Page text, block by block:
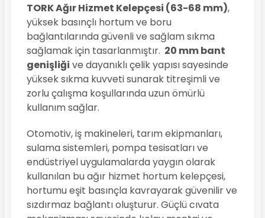
TORK Ağır Hizmet Kelepçesi (63-68 mm),
yüksek basınçlı hortum ve boru
bağlantılarında güvenli ve sağlam sıkma
sağlamak için tasarlanmıştır. 20 mm bant
genişliği ve dayanıklı çelik yapısı sayesinde
yüksek sıkma kuvveti sunarak titreşimli ve
zorlu çalışma koşullarında uzun ömürlü
kullanım sağlar.
Otomotiv, iş makineleri, tarım ekipmanları,
sulama sistemleri, pompa tesisatları ve
endüstriyel uygulamalarda yaygın olarak
kullanılan bu ağır hizmet hortum kelepçesi,
hortumu eşit basınçla kavrayarak güvenilir ve
sızdırmaz bağlantı oluşturur. Güçlü cıvata